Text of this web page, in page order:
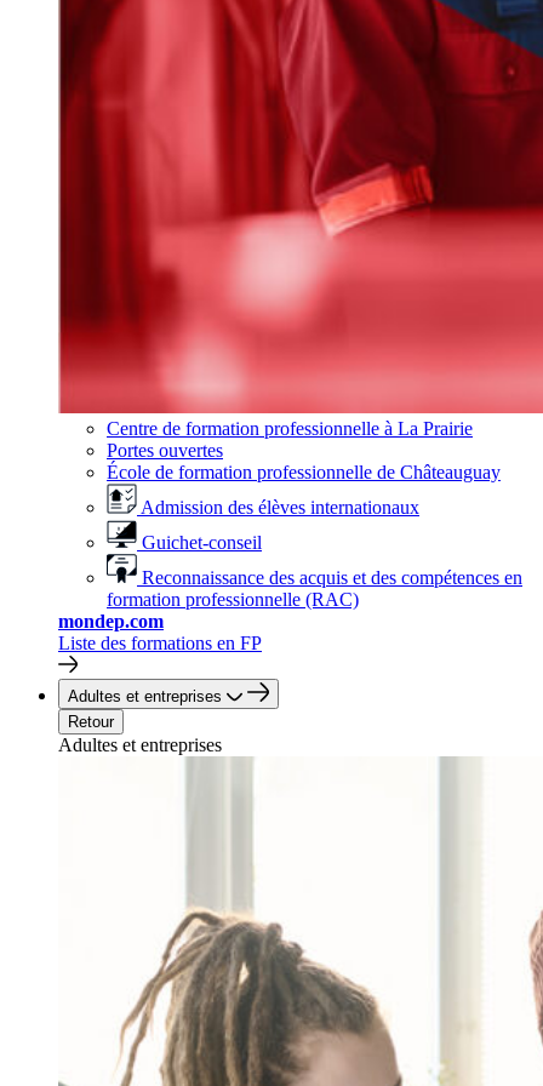
Centre de formation professionnelle à La Prairie
Portes ouvertes
École de formation professionnelle de Châteauguay
Admission des élèves internationaux
Guichet-conseil
Reconnaissance des acquis et des compétences en
formation professionnelle (RAC)
mondep.com
Liste des formations en FP
Adultes et entreprises
Retour
Adultes et entreprises